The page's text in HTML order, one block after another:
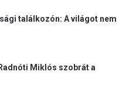
találkozón: A világot nem
Miklós szobrát a